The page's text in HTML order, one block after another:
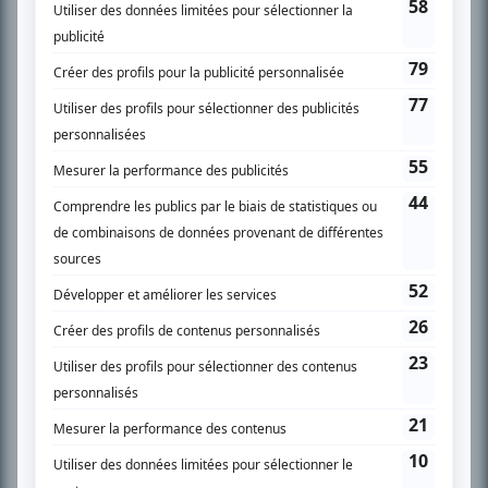
SUR LE RÉSEAU BIZZ MÉDIA
PLAN DU SITE
Accueil
Liste des oeuvres
Recherche avancée
À propos
Nous contacter
Termes et conditions
Politique de confidentialité
Gestion du consentement